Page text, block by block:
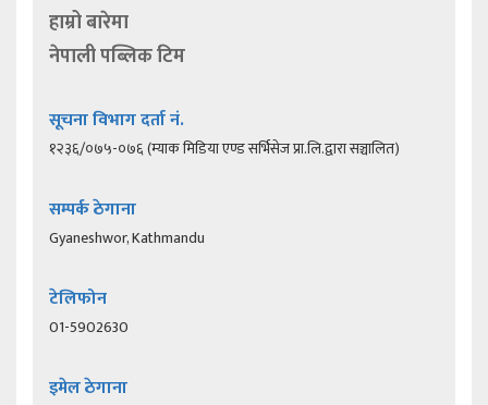
हाम्रो बारेमा
नेपाली पब्लिक टिम
सूचना विभाग दर्ता नं.
१२३६/०७५-०७६ (म्याक मिडिया एण्ड सर्भिसेज प्रा.लि.द्वारा सञ्चालित)
सम्पर्क ठेगाना
Gyaneshwor, Kathmandu
टेलिफोन
01-5902630
इमेल ठेगाना